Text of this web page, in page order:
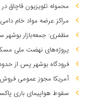
محموله تلویزیون قاچاق
مراکز عرضه مواد خام
مظفری: جمعه‌بازار
پروژه‌های نهضت ملی
فرودگاه بوشهر پس از
آمریکا مجوز عمومی فروش
سقوط هواپیمای باری